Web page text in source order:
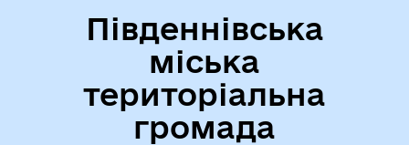
Південнівська
міська
територіальна
громада